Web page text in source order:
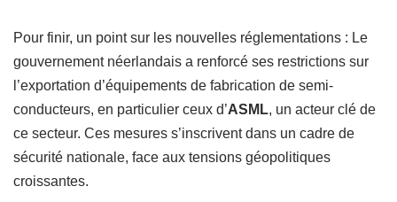
Pour finir, un point sur les nouvelles réglementations : Le
gouvernement néerlandais a renforcé ses restrictions sur
l’exportation d’équipements de fabrication de semi-
conducteurs, en particulier ceux d’ASML, un acteur clé de
ce secteur. Ces mesures s’inscrivent dans un cadre de
sécurité nationale, face aux tensions géopolitiques
croissantes.